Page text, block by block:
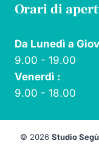
Orari di
Da Lunedì a
9.00 - 19.00
Venerdì :
9.00 - 18.00
© 2026 Studio Segù